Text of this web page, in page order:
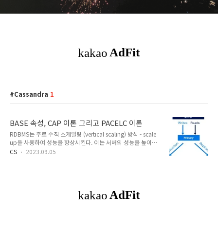
Cassandra 1
BASE 속성, CAP 이론 그리고 PACELC 이론
RDBMS는 주로 수직 스케일링 (vertical scaling) 방식 - scale
up을 사용하여 성능을 향상시킨다. 이는 서버의 성능을 높이거
나 하드웨어를 업그레이드하여 처리 능력을 증가시킨다. 그러나
다. 이외에도 RDBMS는 가질 수 없는 NoSQL의 스키마 유연성,
NoSQL의 대량의 데이터 처리 능력, NoSQL의 높은 가용성 덕
CS 2023.09.05